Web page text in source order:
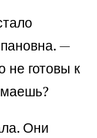
—
не готовы к
Они